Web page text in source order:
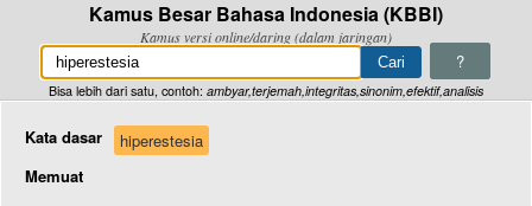
Kamus Besar Bahasa Indonesia (KBBI)
Kamus versi online/daring (dalam jaringan)
?
Bisa lebih dari satu, contoh: ambyar,terjemah,integritas,sinonim,efektif,analisis
Kata dasar
hiperestesia
Memuat